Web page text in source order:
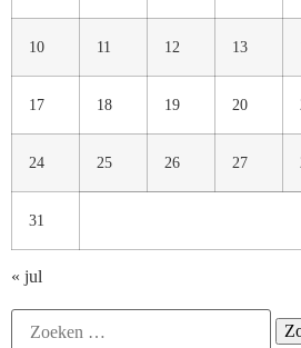
10 11 12 13
17 18 19 20
24 25 26 27
31
« jul